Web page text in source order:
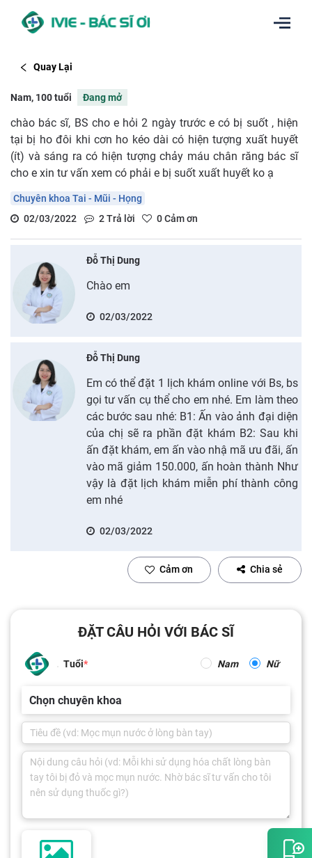
Quay Lại
Nam, 100 tuổi Đang mở
chào bác sĩ, BS cho e hỏi 2 ngày trước e có bị suốt , hiện
tại bị ho đôi khi cơn ho kéo dài có hiện tượng xuất huyết
(ít) và sáng ra có hiện tượng chảy máu chân răng bác sĩ
cho e xin tư vấn xem có phải e bị suốt xuất huyết ko ạ
Chuyên khoa Tai - Mũi - Họng
02/03/2022
2Trả lời 0Cảm ơn
Đỗ Thị Dung
Chào em
02/03/2022
Đỗ Thị Dung
Em có thể đặt 1 lịch khám online với Bs, bs
gọi tư vấn cụ thể cho em nhé. Em làm theo
các bước sau nhé: B1: Ấn vào ảnh đại diện
của chị sẽ ra phần đặt khám B2: Sau khi
ấn đặt khám, em ấn vào nhậ mã ưu đãi, ấn
vào mã giảm 150.000, ấn hoàn thành Như
vậy là đặt lịch khám miễn phí thành công
em nhé
02/03/2022
Cảm ơn Chia sẻ
ĐẶT CÂU HỎI VỚI BÁC SĨ
Tuổi Nam Nữ
Chọn chuyên khoa